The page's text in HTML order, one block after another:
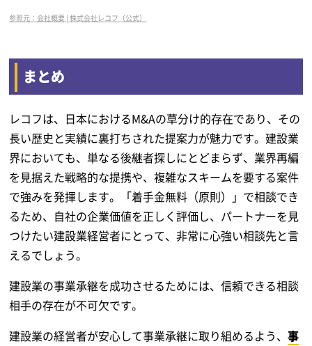
参照元：会社概要 | 株式会社レコフ（公式）
まとめ
レコフは、日本におけるM&Aの草分け的存在であり、その
長い歴史と実績に裏打ちされた提案力が魅力です。建設業
界においても、単なる後継者探しにとどまらず、業界再編
を見据えた戦略的な提携や、複雑なスキームを要する案件
で強みを発揮します。「着手金無料（原則）」で相談でき
るため、自社の企業価値を正しく評価し、パートナーを見
つけたい建設業経営者にとって、非常に心強い相談先と言
えるでしょう。
建設業の事業承継を成功させるためには、信頼できる相談
相手の存在が不可欠です。
建設業の経営者が安心して事業承継に取り組めるよう、事